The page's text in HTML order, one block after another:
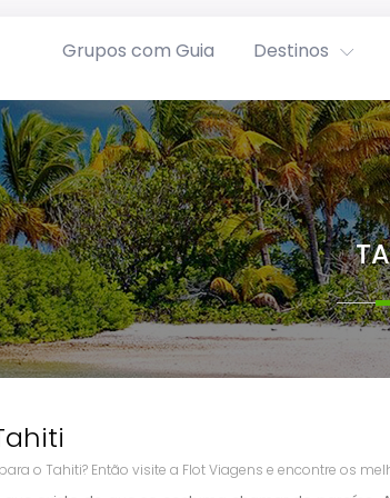
Grupos com Guia Destinos
o Tahiti? Então visite a Flot Viagens e encontre os